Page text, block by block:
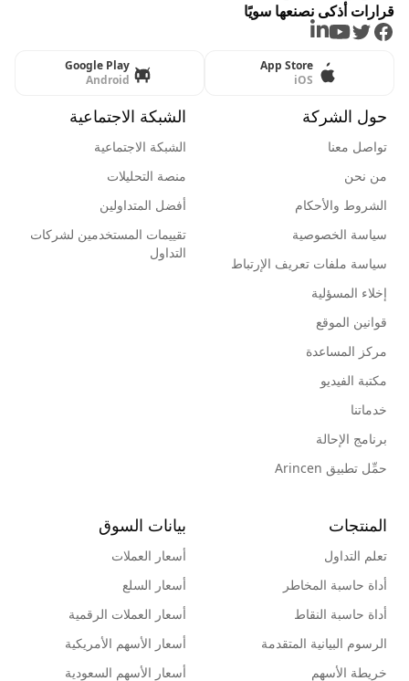
قرارات أذكى نصنعها سويًا
Facebook
Twitter
Youtube
LinkedIn
App Store
iOS
Google Play
Android
حول الشركة
تواصل معنا
من نحن
الشروط والأحكام
سياسة الخصوصية
سياسة ملفات تعريف الإرتباط
إخلاء المسؤلية
قوانين الموقع
مركز المساعدة
مكتبة الفيديو
خدماتنا
برنامج الإحالة
حمِّل تطبيق Arincen
الشبكة الاجتماعية
الشبكة الاجتماعية
منصة التحليلات
أفضل المتداولين
تقييمات المستخدمين لشركات
التداول
المنتجات
تعلم التداول
أداة حاسبة المخاطر
أداة حاسبة النقاط
الرسوم البيانية المتقدمة
خريطة الأسهم
بيانات السوق
أسعار العملات
أسعار السلع
أسعار العملات الرقمية
أسعار الأسهم الأمريكية
أسعار الأسهم السعودية